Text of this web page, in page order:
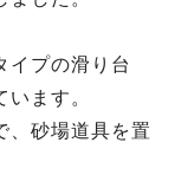
イプの滑り台
ます。
、砂場道具を置